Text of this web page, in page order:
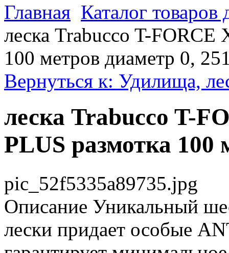
Главная Каталог
леска Trabucco T-FORCE
100 метров диаметр 0,
Вернуться к: Удилища,
леска Trabucco T-
PLUS размотка 100
pic_52f5335a89735.jpg
Описание Уникальный
лески придает особые